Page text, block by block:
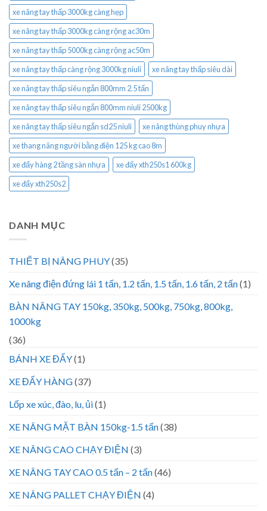
xe nâng tay thấp 3000kg càng hẹp
xe nâng tay thấp 3000kg càng rộng ac30m
xe nâng tay thấp 5000kg càng rộng ac50m
xe nâng tay thấp càng rộng 3000kg niuli
xe nâng tay thấp siêu dài
xe nâng tay thấp siêu ngắn 800mm 2.5 tấn
xe nâng tay thấp siêu ngắn 800mm niuli 2500kg
xe nâng tay thấp siêu ngắn sd25 niuli
xe nâng thùng phuy nhựa
xe thang nâng người bằng điện 125 kg cao 8m
xe đẩy hàng 2 tầng sàn nhựa
xe đẩy xth250s1 600kg
xe đẩy xth250s2
DANH MỤC
THIẾT BỊ NÂNG PHUY(35)
Xe nâng điện đứng lái 1 tấn, 1.2 tấn, 1.5 tấn, 1.6 tấn, 2 tấn(1)
BÀN NÂNG TAY 150kg, 350kg, 500kg, 750kg, 800kg,
1000kg
(36)
BÁNH XE ĐẨY(1)
XE ĐẨY HÀNG(37)
Lốp xe xúc, đào, lu, ủi(1)
XE NÂNG MẶT BÀN 150kg-1.5 tấn(38)
XE NÂNG CAO CHẠY ĐIỆN (3)
XE NÂNG TAY CAO 0.5 tấn – 2 tấn(46)
XE NÂNG PALLET CHẠY ĐIỆN (4)